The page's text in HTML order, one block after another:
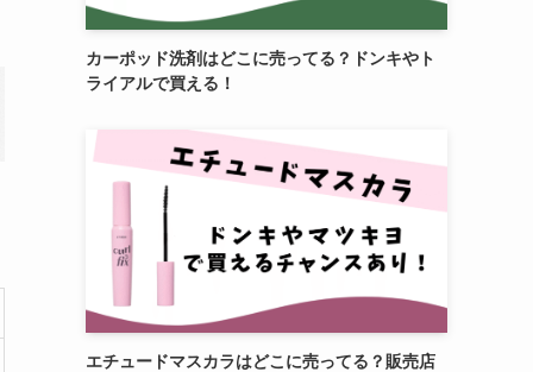
カーポッド洗剤はどこに売ってる？ドンキやト
ライアルで買える！
エチュードマスカラはどこに売ってる？販売店